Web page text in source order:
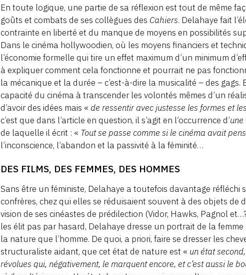
En toute logique, une partie de sa réflexion est tout de même
goûts et combats de ses collègues des Cahiers. Delahaye fait
contrainte en liberté et du manque de moyens en possibilités
Dans le cinéma hollywoodien, où les moyens financiers et
l’économie formelle qui tire un effet maximum d’un minimum
à expliquer comment cela fonctionne et pourrait ne pas
la mécanique et la durée – c’est-à-dire la musicalité – des gags.
capacité du cinéma à transcender les volontés mêmes d’un
d’avoir des idées mais « de ressentir avec justesse les formes et
c’est que dans l’article en question, il s’agit en l’occurrence d’une
de laquelle il écrit : « Tout se passe comme si le cinéma avait
l’inconscience, l’abandon et la passivité à la féminité…
DES FILMS, DES FEMMES, DES HOMMES
Sans être un féministe, Delahaye a toutefois davantage réfléchi
confrères, chez qui elles se réduisaient souvent à des objets de
vision de ses cinéastes de prédilection (Vidor, Hawks, Pagnol et…?
les élit pas par hasard, Delahaye dresse un portrait de la
la nature que l’homme. De quoi, a priori, faire se dresser les
structuraliste aidant, que cet état de nature est « un état
révolues qui, négativement, le marquent encore, et c’est aussi le